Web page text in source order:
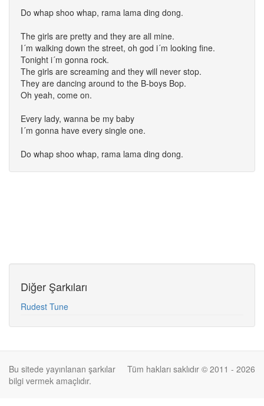
Do whap shoo whap, rama lama ding dong.
The girls are pretty and they are all mine.
I´m walking down the street, oh god i´m looking fine.
Tonight i´m gonna rock.
The girls are screaming and they will never stop.
They are dancing around to the B-boys Bop.
Oh yeah, come on.
Every lady, wanna be my baby
I´m gonna have every single one.
Do whap shoo whap, rama lama ding dong.
Diğer Şarkıları
Rudest Tune
Tüm hakları saklıdır © 2011 - 2026
Bu sitede yayınlanan şarkılar
bilgi vermek amaçlıdır.